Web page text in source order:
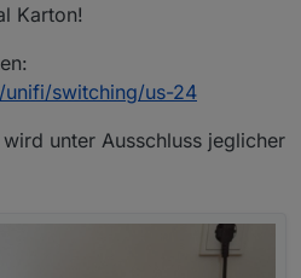
Karton!
switching/us-24
unter Ausschluss jeglicher